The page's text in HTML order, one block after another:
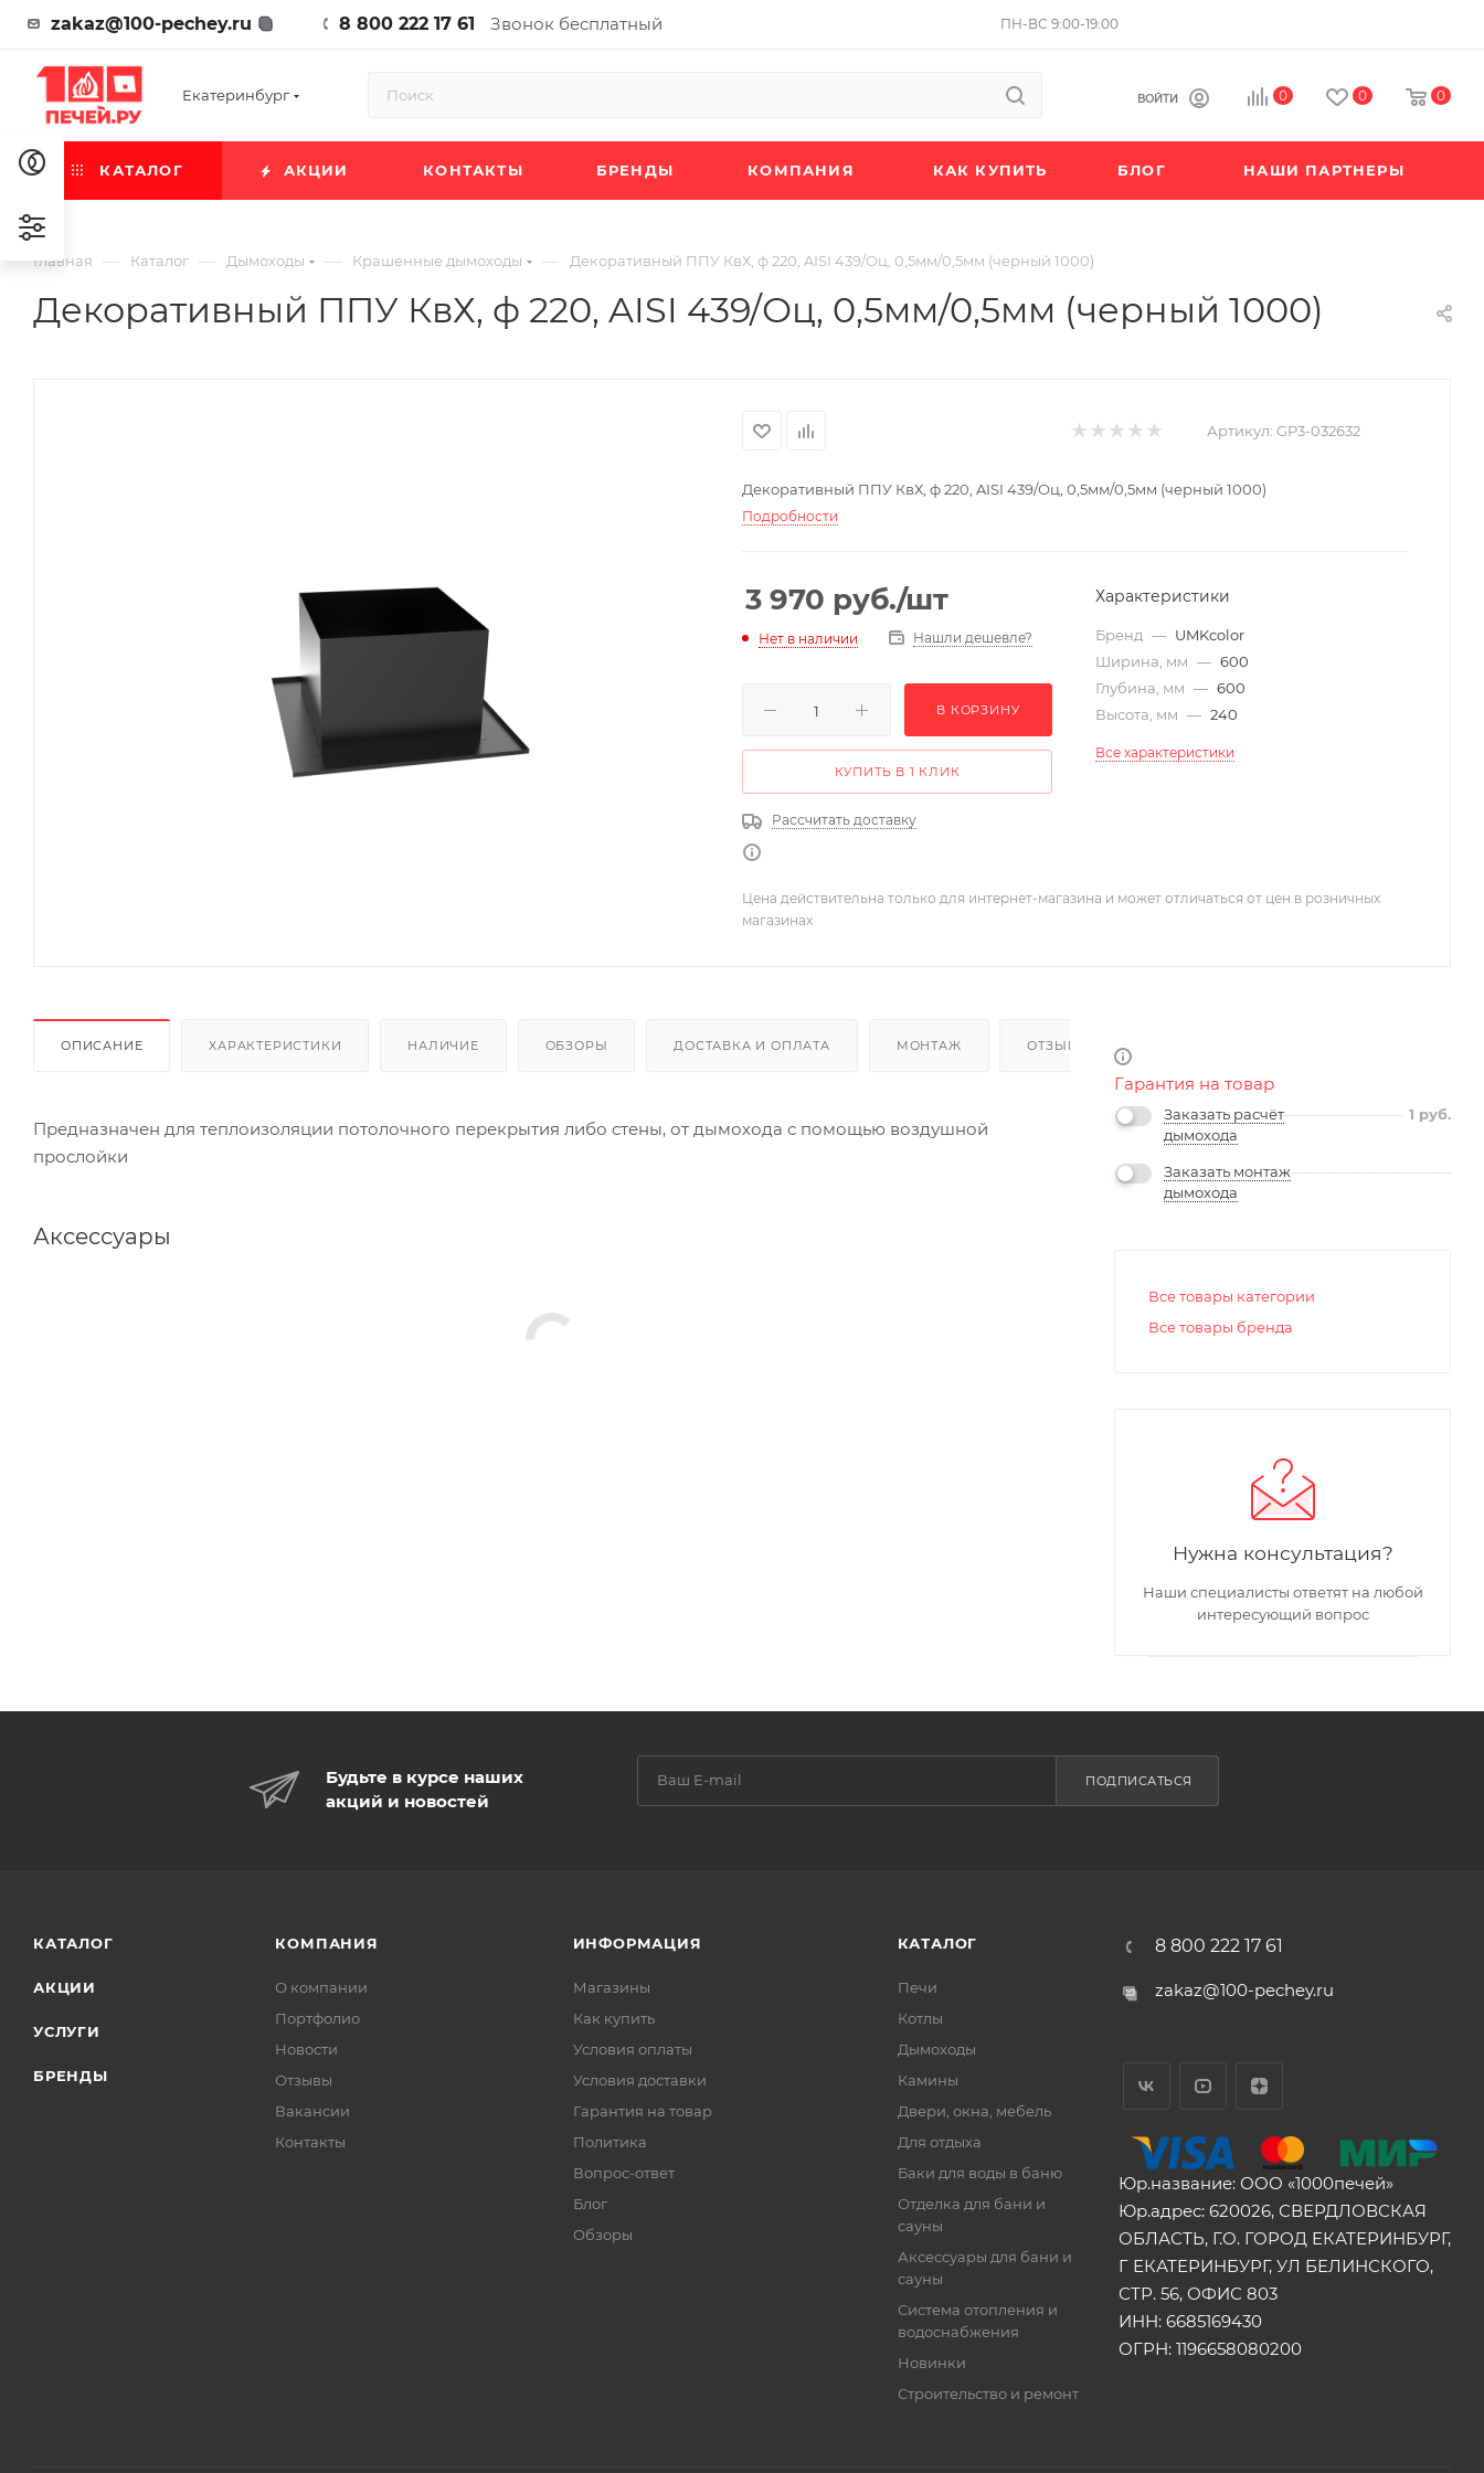
zakaz@100-pechey.ru 8 800 222 17 61 Звонок бесплатный ПН-ВС 9:00-19:00
Екатеринбург ВОЙТИ 0 0 0
КАТАЛОГ АКЦИИ КОНТАКТЫ БРЕНДЫ КОМПАНИЯ КАК КУПИТЬ БЛОГ НАШИ ПАРТНЕРЫ
Главная — Каталог — Дымоходы — Крашенные дымоходы — Декоративный ППУ КвХ, ф 220, AISI 439/Оц, 0,5мм/0,5мм (черный 1000)
Декоративный ППУ КвХ, ф 220, AISI 439/Оц, 0,5мм/0,5мм (черный 1000)
Артикул: GP3-032632
Декоративный ППУ КвХ, ф 220, AISI 439/Оц, 0,5мм/0,5мм (черный 1000)
Подробности
3 970 руб./шт
Нет в наличии Нашли дешевле?
В КОРЗИНУ
КУПИТЬ В 1 КЛИК
Рассчитать доставку
Характеристики
Бренд — UMKcolor
Ширина, мм — 600
Глубина, мм — 600
Высота, мм — 240
Все характеристики
Цена действительна только для интернет-магазина и может отличаться от цен в розничных
магазинах
ОПИСАНИЕ ХАРАКТЕРИСТИКИ НАЛИЧИЕ ОБЗОРЫ ДОСТАВКА И ОПЛАТА МОНТАЖ ОТЗЫВЫ
Предназначен для теплоизоляции потолочного перекрытия либо стены, от дымохода с помощью воздушной
прослойки
Аксессуары
Гарантия на товар
Заказать расчёт
дымохода
1 руб.
Заказать монтаж
дымохода
Все товары категории
Все товары бренда
Нужна консультация?
Наши специалисты ответят на любой
интересующий вопрос
Будьте в курсе наших
акций и новостей
ПОДПИСАТЬСЯ
КАТАЛОГ
АКЦИИ
УСЛУГИ
БРЕНДЫ
КОМПАНИЯ
О компании
Портфолио
Новости
Отзывы
Вакансии
Контакты
ИНФОРМАЦИЯ
Магазины
Как купить
Условия оплаты
Условия доставки
Гарантия на товар
Политика
Вопрос-ответ
Блог
Обзоры
КАТАЛОГ
Печи
Котлы
Дымоходы
Камины
Двери, окна, мебель
Для отдыха
Баки для воды в баню
Отделка для бани и
сауны
Аксессуары для бани и
сауны
Система отопления и
водоснабжения
Новинки
Строительство и ремонт
8 800 222 17 61
zakaz@100-pechey.ru
Юр.название: ООО «1000печей»
Юр.адрес: 620026, СВЕРДЛОВСКАЯ
ОБЛАСТЬ, Г.О. ГОРОД ЕКАТЕРИНБУРГ,
Г ЕКАТЕРИНБУРГ, УЛ БЕЛИНСКОГО,
СТР. 56, ОФИС 803
ИНН: 6685169430
ОГРН: 1196658080200